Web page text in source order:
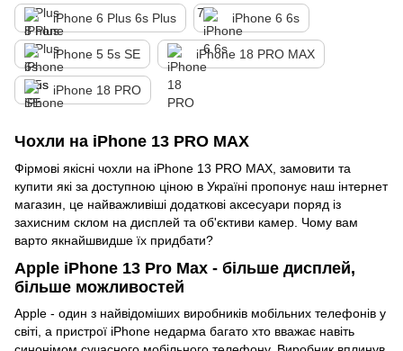
iPhone 6 Plus 6s Plus iPhone 6 6s
iPhone 5 5s SE iPhone 18 PRO MAX
iPhone 18 PRO
Чохли на iPhone 13 PRO MAX
Фірмові якісні чохли на iPhone 13 PRO MAX, замовити та
купити які за доступною ціною в Україні пропонує наш інтернет
магазин, це найважливіші додаткові аксесуари поряд із
захисним склом на дисплей та об'єктиви камер. Чому вам
варто якнайшвидше їх придбати?
Apple iPhone 13 Pro Max - більше дисплей,
більше можливостей
Apple - один з найвідоміших виробників мобільних телефонів у
світі, а пристрої iPhone недарма багато хто вважає навіть